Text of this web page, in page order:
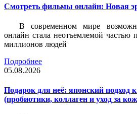
Смотреть фильмы онлайн: Новая
В современном мире
онлайн стала неотъемлемой частью
миллионов людей
Подробнее
05.08.2026
Подарок для неё: японский подход
(пробиотики, коллаген и уход за